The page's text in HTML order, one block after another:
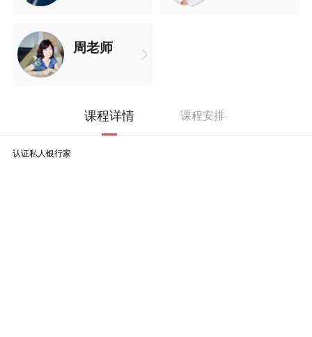
周老师
课程详情 课程安排
认证私人银行家